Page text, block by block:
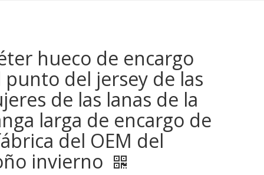
hueco de encargo
punto del jersey de las
de las lanas de la
larga de encargo de
del OEM del
invierno